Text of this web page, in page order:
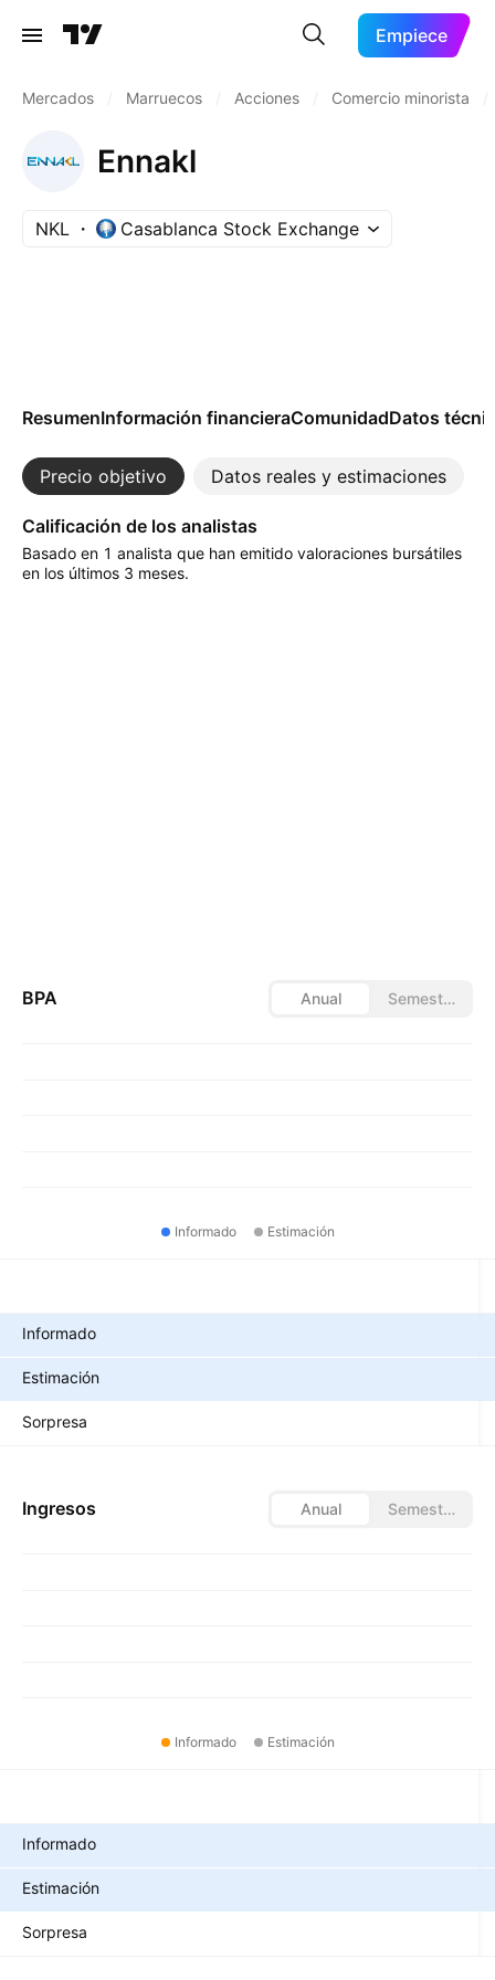
Empiece
Mercados Marruecos Acciones Comercio minorista
Ennakl
NKL Casablanca Stock Exchange
ResumenInformación financieraComunidadDatos
Precio objetivo Datos reales y estimaciones
Calificación de los analistas
Basado en 1 analista que han emitido valoraciones bursátiles
en los últimos 3 meses.
BPA Anual Semestral
Informado Estimación
Informado
Estimación
Sorpresa
Ingresos Anual Semestral
Informado Estimación
Informado
Estimación
Sorpresa